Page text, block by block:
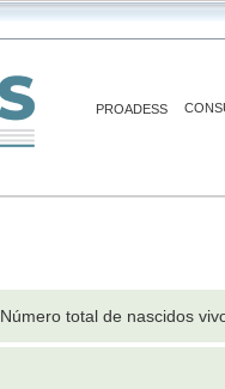
PROADESS
Número total de nascidos